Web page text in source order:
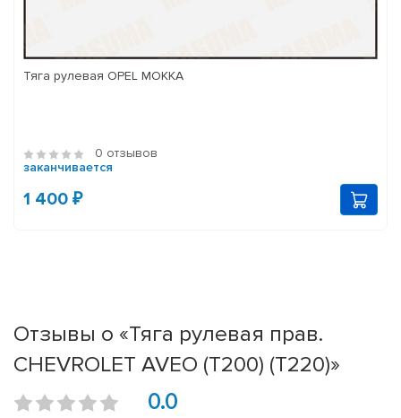
Тяга рулевая OPEL MOKKA
0 отзывов
заканчивается
1 400 ₽
Отзывы о «Тяга рулевая прав.
CHEVROLET AVEO (T200) (T220)»
0.0